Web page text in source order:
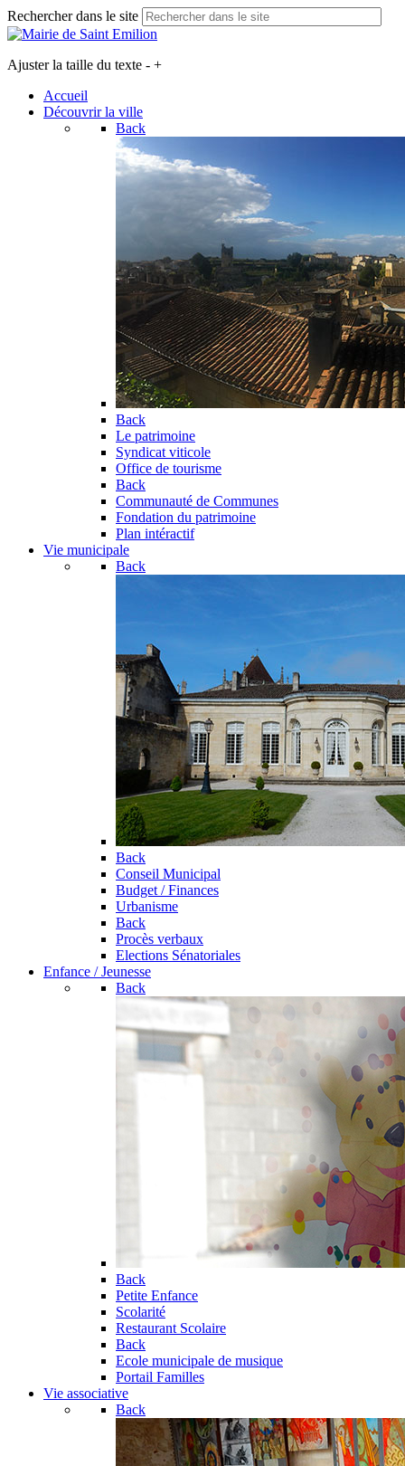
Rechercher dans le site
Ajuster la taille du texte - +
Accueil
Découvrir la ville
Back
Back
Le patrimoine
Syndicat viticole
Office de tourisme
Back
Communauté de Communes
Fondation du patrimoine
Plan intéractif
Vie municipale
Back
Back
Conseil Municipal
Budget / Finances
Urbanisme
Back
Procès verbaux
Elections Sénatoriales
Enfance / Jeunesse
Back
Back
Petite Enfance
Scolarité
Restaurant Scolaire
Back
Ecole municipale de musique
Portail Familles
Vie associative
Back